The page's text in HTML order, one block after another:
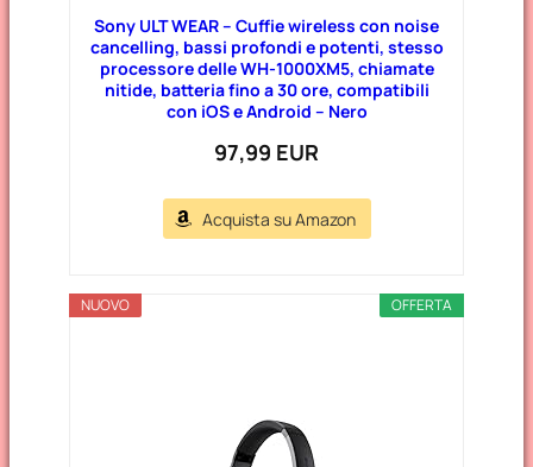
Sony ULT WEAR – Cuffie wireless con noise
cancelling, bassi profondi e potenti, stesso
processore delle WH-1000XM5, chiamate
nitide, batteria fino a 30 ore, compatibili
con iOS e Android – Nero
97,99 EUR
Acquista su Amazon
OFFERTA
NUOVO